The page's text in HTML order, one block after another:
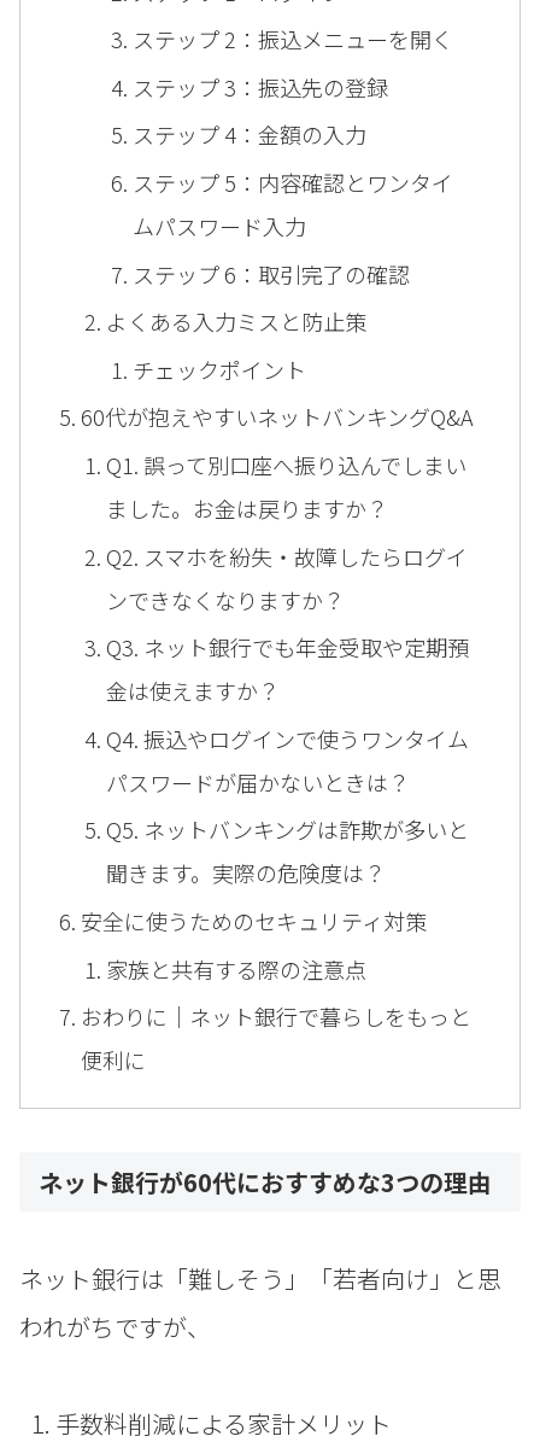
ステップ 2：振込メニューを開く
ステップ 3：振込先の登録
ステップ 4：金額の入力
ステップ 5：内容確認とワンタイ
ムパスワード入力
ステップ 6：取引完了の確認
よくある入力ミスと防止策
チェックポイント
60代が抱えやすいネットバンキングQ&A
Q1. 誤って別口座へ振り込んでしまい
ました。お金は戻りますか？
Q2. スマホを紛失・故障したらログイ
ンできなくなりますか？
Q3. ネット銀行でも年金受取や定期預
金は使えますか？
Q4. 振込やログインで使うワンタイム
パスワードが届かないときは？
Q5. ネットバンキングは詐欺が多いと
聞きます。実際の危険度は？
安全に使うためのセキュリティ対策
家族と共有する際の注意点
おわりに｜ネット銀行で暮らしをもっと
便利に
ネット銀行が60代におすすめな3つの理由
ネット銀行は「難しそう」「若者向け」と思
われがちですが、
手数料削減による家計メリット